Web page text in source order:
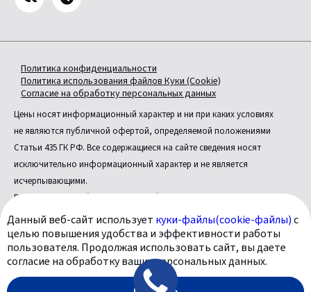
Политика конфиденциальности
Политика использования файлов Куки (Cookie)
Согласие на обработку персональных данных
Цены носят информационный характер и ни при каких условиях
не являются публичной офертой, определяемой положениями
Статьи 435 ГК РФ. Все содержащиеся на сайте сведения носят
исключительно информационный характер и не является
исчерпывающими.
Все условия приобретения автомобилей, цены, спецпредложения
и комплектации автомобилей указаны с целью ознакомления.
Комплектации и цены могут быть изменены без предварительного
оповещения.
Данный веб-сайт использует куки-файлы(cookie-файлы)с
целью повышения удобства и эффективности работы
пользователя. Продолжая использовать сайт, вы даете
согласие на обработку ваших персональных данных.